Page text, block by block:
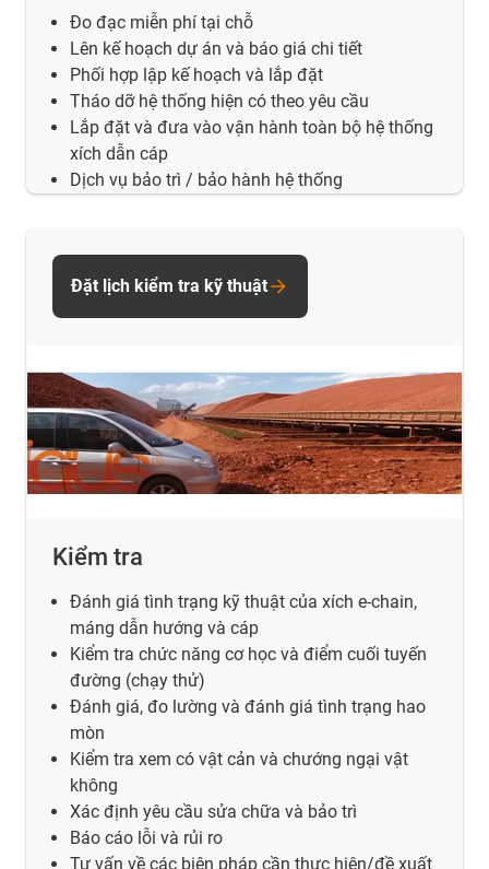
Đo đạc miễn phí tại chỗ
Lên kế hoạch dự án và báo giá chi tiết
Phối hợp lập kế hoạch và lắp đặt
Tháo dỡ hệ thống hiện có theo yêu cầu
Lắp đặt và đưa vào vận hành toàn bộ hệ thống
xích dẫn cáp
Dịch vụ bảo trì / bảo hành hệ thống
Kiểm tra
Đánh giá tình trạng kỹ thuật của xích e-chain,
máng dẫn hướng và cáp
Kiểm tra chức năng cơ học và điểm cuối tuyến
đường (chạy thử)
Đánh giá, đo lường và đánh giá tình trạng hao
mòn
Kiểm tra xem có vật cản và chướng ngại vật
không
Xác định yêu cầu sửa chữa và bảo trì
Báo cáo lỗi và rủi ro
Tư vấn về các biện pháp cần thực hiện/đề xuất
Đặt lịch kiểm tra kỹ thuật